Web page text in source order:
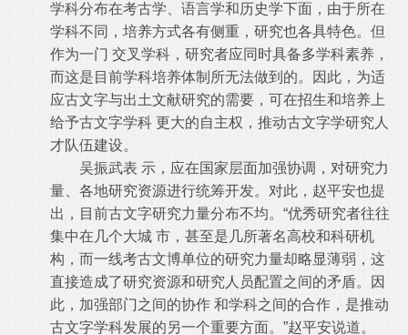
学科分布在考古学、语言学和历史学下面，由于所在
学科不同，培养方式各有侧重，研究也各具特色。但
作为一门 交叉学科，研究者应同时具备多学科素养，
而这是目前学科培养体制所无法做到的。因此，为适
应古文字与出土文献研究的需要，可在招生和培养上
给予古文字学科 更大的自主权，推动古文字学研究人
才队伍建设。
吴振武表 示，应在国家层面加强协调，对研究力
量、各地研究资源进行统筹开发。对此，赵平安也提
出，目前古文字研究力量分布不均。“优秀研究者往往
集中在几个大城 市，甚至是几所著名高校和科研机
构，而一线考古文博单位的研究力量却略显薄弱，这
直接造成了研究资源和研究人员配置之间的矛盾。因
此，加强部门之间的协作 和学科之间的合作，是推动
古文字学科发展的另一个重要方面。”赵平安说道。